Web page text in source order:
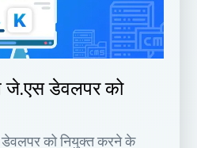
जे.एस डेवलपर को
को नियुक्त करने के